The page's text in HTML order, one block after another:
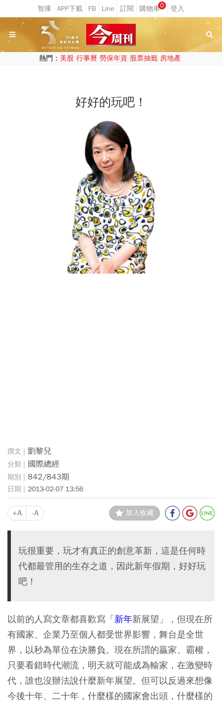
0
熱門： 美股 行事曆 勞保年資 股票抽籤 房地產
好好的玩吧！
劉黎兒
國際總經
842/843期
2013-02-07 13:56
+A -A 加入收藏
玩很重要，玩才有真正的創意革新，這是任何時
代都最管用的生存之道，因此新年假期，好好玩
吧！
以前的人寫文章都喜歡寫「新年新展望」，但現在所
有國家、企業乃至個人都受世界影響，舞台是全世
界，以秒為單位在決勝負。現在所謂的贏家、霸權，
只要看錯時代潮流，明天就可能成為輸家，在激變時
代，誰也沒辦法說什麼新年展望。但可以反過來想像
今後十年、二十年，什麼樣的國家會出頭，什麼樣的